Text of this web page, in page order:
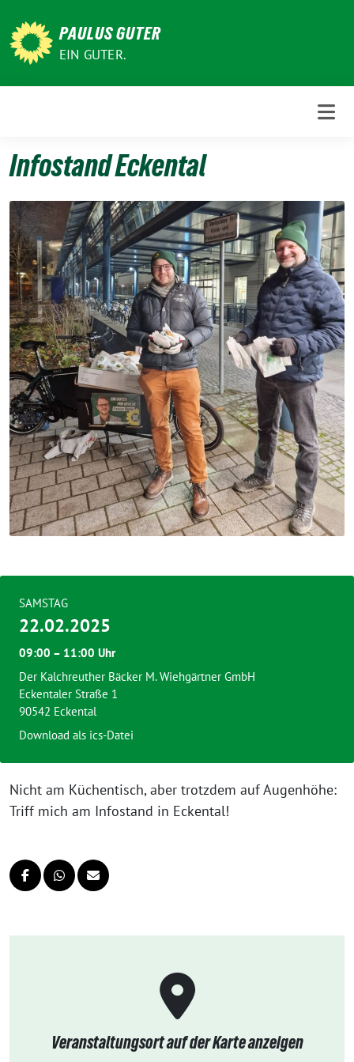
zum
Inhalt
PAULUS GUTER
EIN GUTER.
Infostand Eckental
Nicht am Küchentisch, aber trotzdem auf Augenhöhe:
Triff mich am Infostand in Eckental!
SAMSTAG
22.02.2025
09:00 – 11:00 Uhr
Der Kalchreuther Bäcker M. Wiehgärtner GmbH
Eckentaler Straße 1
90542 Eckental
Download als ics-Datei
Veranstaltungsort auf der Karte anzeigen